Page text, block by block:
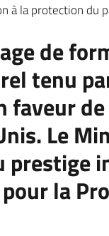
à la protection du
de
tenu
faveur
Le
la